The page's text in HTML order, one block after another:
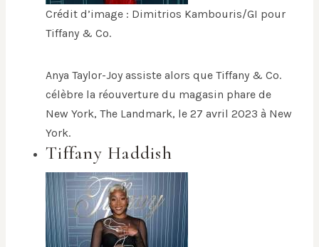
Crédit d’image : Dimitrios Kambouris/GI pour
Tiffany & Co.
Anya Taylor-Joy assiste alors que Tiffany & Co.
célèbre la réouverture du magasin phare de
New York, The Landmark, le 27 avril 2023 à New
York.
Tiffany Haddish